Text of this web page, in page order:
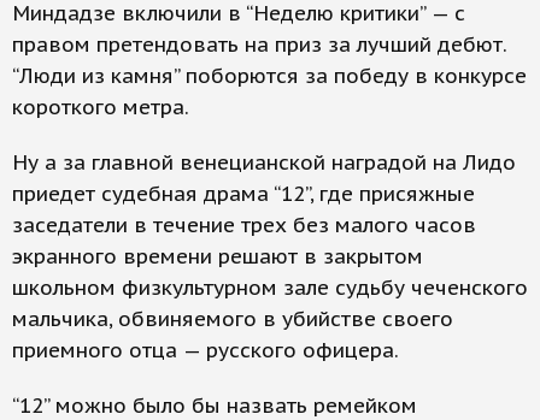
Миндадзе включили в “Неделю критики” — с
правом претендовать на приз за лучший дебют.
“Люди из камня” поборются за победу в конкурсе
короткого метра.
Ну а за главной венецианской наградой на Лидо
приедет судебная драма “12”, где присяжные
заседатели в течение трех без малого часов
экранного времени решают в закрытом
школьном физкультурном зале судьбу чеченского
мальчика, обвиняемого в убийстве своего
приемного отца — русского офицера.
“12” можно было бы назвать ремейком